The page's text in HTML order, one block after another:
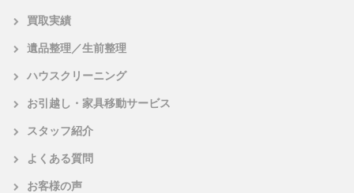
買取実績
遺品整理／生前整理
ハウスクリーニング
お引越し・家具移動サービス
スタッフ紹介
よくある質問
お客様の声